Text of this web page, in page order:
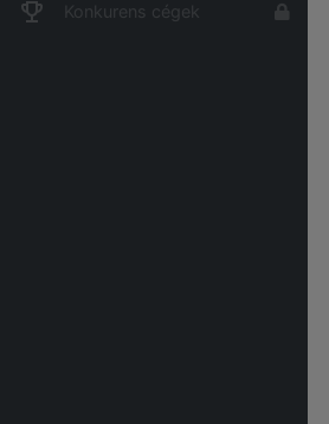
Konkurens cégek